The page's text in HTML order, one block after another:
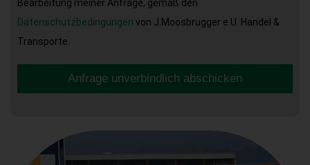
Bearbeitung meiner Anfrage, gemäß den
Datenschutzbedingungen von J.Moosbrugger e.U. Handel &
Transporte.
Anfrage unverbindlich abschicken